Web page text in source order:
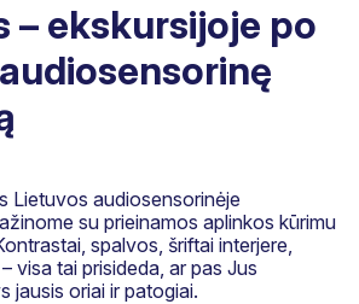
– ekskursijoje po
Lietuvos audiosensorinėje
su prieinamos aplinkos kūrimu
spalvos, šriftai interjere,
visa tai prisideda, ar pas Jus
jausis oriai ir patogiai.